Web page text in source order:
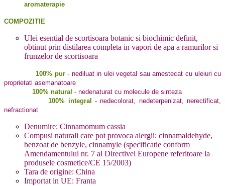
aromaterapie
COMPOZITIE
Ulei esential de scortisoara botanic si biochimic definit,
obtinut prin distilarea completa in vapori de apa a ramurilor si
frunzelor de scortisoara
100% pur - nediluat in ulei vegetal sau amestecat cu uleiuri cu
proprietati asemanatoare
100% natural - nedenaturat cu molecule de sinteza
100% integral
- nedecolorat, nedeterpenizat, nerectificat,
nefractionat
Denumire: Cinnamomum cassia
Compusi naturali care pot provoca alergii: cinnamaldehyde,
benzoat de benzyle, cinnamyle (specificatie conform
Amendamentului nr. 7 al Directivei Europene referitoare la
produsele cosmetice/CE 15/2003)
Tara de origine: China
Importat in UE: Franta